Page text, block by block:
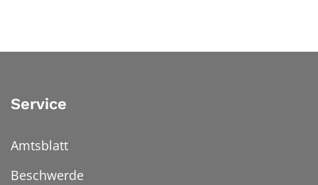
Service
Amtsblatt
Beschwerde